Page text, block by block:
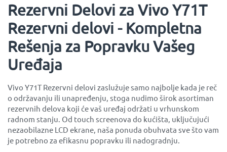
Rezervni Delovi za Vivo Y71T
Rezervni delovi - Kompletna
Rešenja za Popravku Vašeg
Uređaja
Vivo Y71T Rezervni delovi zaslužuje samo najbolje kada je reč
o održavanju ili unapređenju, stoga nudimo širok asortiman
rezervnih delova koji će vaš uređaj održati u vrhunskom
radnom stanju. Od touch screenova do kućišta, uključujući
nezaobilazne LCD ekrane, naša ponuda obuhvata sve što vam
je potrebno za efikasnu popravku ili nadogradnju.